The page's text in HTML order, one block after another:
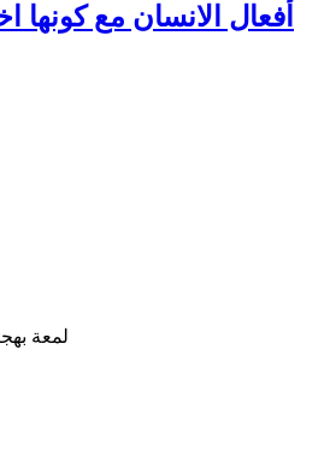
أفعال الانسان مع كونها
لمعة